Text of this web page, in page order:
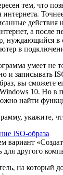
тем, что
интернета.
действия
а после
нуждающийся в
в
умеет не
и записывать
вы сможете
10. Но в
найти
укажите,
вариант
для другого
на который